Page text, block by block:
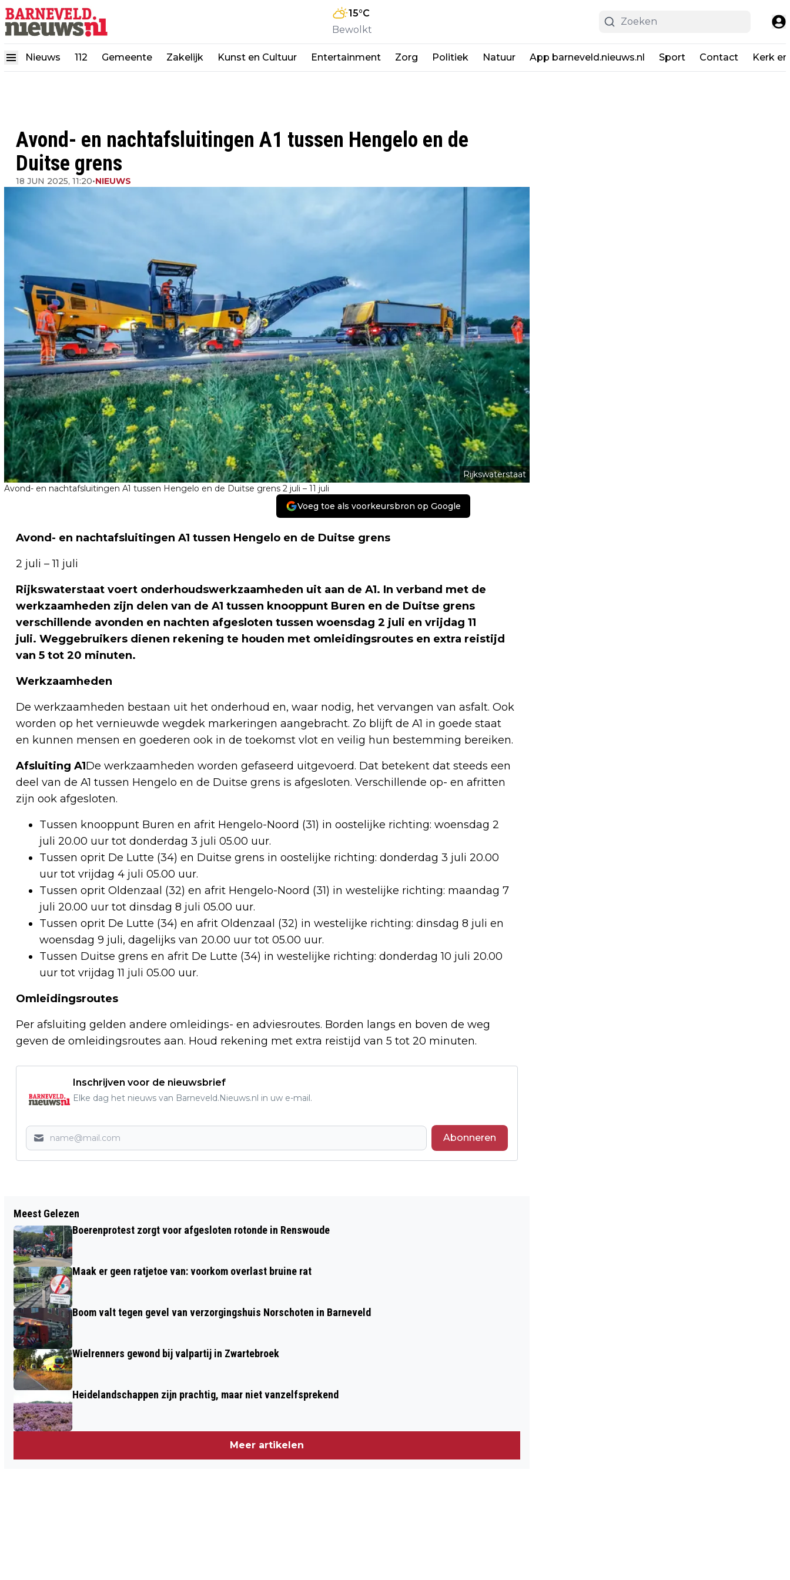
15°C
Bewolkt
Nieuws 112 Gemeente Zakelijk Kunst en Cultuur Entertainment Zorg Politiek Natuur App barneveld.nieuws.nl Sport Contact Kerk
Avond- en nachtafsluitingen A1 tussen Hengelo en de
Duitse grens
18 JUN 2025, 11:20•NIEUWS
Rijkswaterstaat
Avond- en nachtafsluitingen A1 tussen Hengelo en de Duitse grens 2 juli – 11 juli
Voeg toe als voorkeursbron op Google
Avond- en nachtafsluitingen A1 tussen Hengelo en de Duitse grens
2 juli – 11 juli
Rijkswaterstaat voert onderhoudswerkzaamheden uit aan de A1. In verband met de
werkzaamheden zijn delen van de A1 tussen knooppunt Buren en de Duitse grens
verschillende avonden en nachten afgesloten tussen woensdag 2 juli en vrijdag 11
juli. Weggebruikers dienen rekening te houden met omleidingsroutes en extra reistijd
van 5 tot 20 minuten.
Werkzaamheden
De werkzaamheden bestaan uit het onderhoud en, waar nodig, het vervangen van asfalt. Ook
worden op het vernieuwde wegdek markeringen aangebracht. Zo blijft de A1 in goede staat
en kunnen mensen en goederen ook in de toekomst vlot en veilig hun bestemming bereiken.
Afsluiting A1De werkzaamheden worden gefaseerd uitgevoerd. Dat betekent dat steeds een
deel van de A1 tussen Hengelo en de Duitse grens is afgesloten. Verschillende op- en afritten
zijn ook afgesloten.
Tussen knooppunt Buren en afrit Hengelo-Noord (31) in oostelijke richting: woensdag 2
juli 20.00 uur tot donderdag 3 juli 05.00 uur.
Tussen oprit De Lutte (34) en Duitse grens in oostelijke richting: donderdag 3 juli 20.00
uur tot vrijdag 4 juli 05.00 uur.
Tussen oprit Oldenzaal (32) en afrit Hengelo-Noord (31) in westelijke richting: maandag 7
juli 20.00 uur tot dinsdag 8 juli 05.00 uur.
Tussen oprit De Lutte (34) en afrit Oldenzaal (32) in westelijke richting: dinsdag 8 juli en
woensdag 9 juli, dagelijks van 20.00 uur tot 05.00 uur.
Tussen Duitse grens en afrit De Lutte (34) in westelijke richting: donderdag 10 juli 20.00
uur tot vrijdag 11 juli 05.00 uur.
Omleidingsroutes
Per afsluiting gelden andere omleidings- en adviesroutes. Borden langs en boven de weg
geven de omleidingsroutes aan. Houd rekening met extra reistijd van 5 tot 20 minuten.
Inschrijven voor de nieuwsbrief
Elke dag het nieuws van Barneveld.Nieuws.nl in uw e-mail.
Abonneren
DUIDELIJK ADVIES VOOR OUDERS:
WACHT MET SOCIALE MEDIA TOT 15
JAAR
MISBRUIKT: VERDACHTE KRIJGT VIER
Meest Gelezen
Boerenprotest zorgt voor afgesloten rotonde in Renswoude
Maak er geen ratjetoe van: voorkom overlast bruine rat
Boom valt tegen gevel van verzorgingshuis Norschoten in Barneveld
Wielrenners gewond bij valpartij in Zwartebroek
Heidelandschappen zijn prachtig, maar niet vanzelfsprekend
Meer artikelen